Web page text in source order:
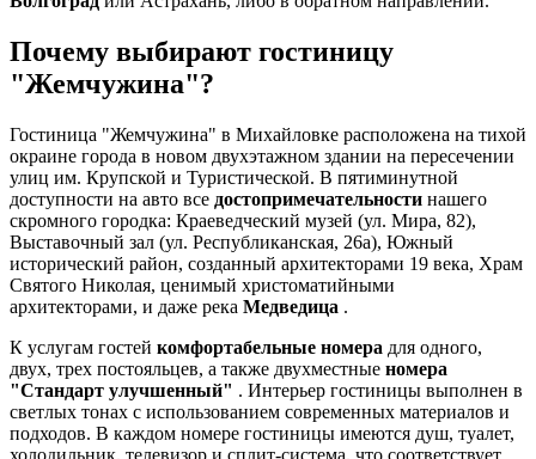
Почему выбирают гостиницу
"Жемчужина"?
Гостиница "Жемчужина" в Михайловке расположена на тихой
окраине города в новом двухэтажном здании на пересечении
улиц им. Крупской и Туристической. В пятиминутной
доступности на авто все достопримечательности нашего
скромного городка: Краеведческий музей (ул. Мира, 82),
Выставочный зал (ул. Республиканская, 26а), Южный
исторический район, созданный архитекторами 19 века, Храм
Святого Николая, ценимый христоматийными
архитекторами, и даже река Медведица .
К услугам гостей комфортабельные номера для одного,
двух, трех постояльцев, а также двухместные номера
"Стандарт улучшенный" . Интерьер гостиницы выполнен в
светлых тонах с использованием современных материалов и
подходов. В каждом номере гостиницы имеются душ, туалет,
холодильник, телевизор и сплит-система, что соответствует